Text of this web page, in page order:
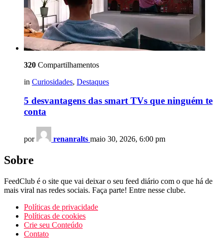
320 Compartilhamentos
in Curiosidades, Destaques
5 desvantagens das smart TVs que ninguém te
conta
por renanralts maio 30, 2026, 6:00 pm
Sobre
FeedClub é o site que vai deixar o seu feed diário com o que há de
mais viral nas redes sociais. Faça parte! Entre nesse clube.
Políticas de privacidade
Políticas de cookies
Crie seu Conteúdo
Contato